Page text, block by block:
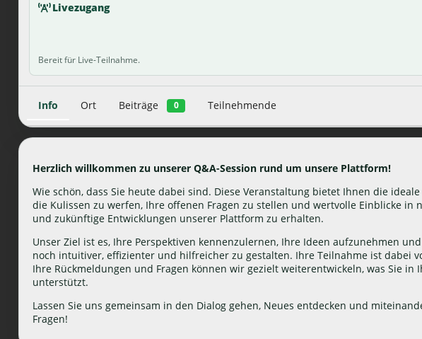
Livezugang
Bereit für Live-Teilnahme.
Info Ort Beiträge 0 Teilnehmende
Herzlich willkommen zu unserer Q&A-Session rund um unsere Plattform!
Wie schön, dass Sie heute dabei sind. Diese Veranstaltung bietet Ihnen die
die Kulissen zu werfen, Ihre offenen Fragen zu stellen und wertvolle Einblicke in
und zukünftige Entwicklungen unserer Plattform zu erhalten.
Unser Ziel ist es, Ihre Perspektiven kennenzulernen, Ihre Ideen aufzunehmen
noch intuitiver, effizienter und hilfreicher zu gestalten. Ihre Teilnahme ist dabei
Ihre Rückmeldungen und Fragen können wir gezielt weiterentwickeln, was Sie in
unterstützt.
Lassen Sie uns gemeinsam in den Dialog gehen, Neues entdecken und
Fragen!